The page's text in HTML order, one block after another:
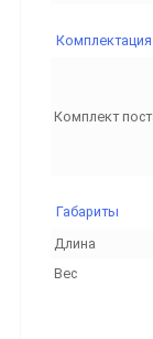
Комплектация
Комплект
Габариты
Длина
Вес